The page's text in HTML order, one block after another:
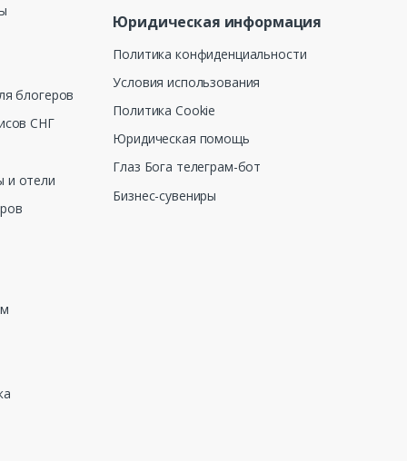
блогеров
СНГ
и отели
Юридическая информация
Политика конфиденциальности
Условия использования
Политика Cookie
Юридическая помощь
Глаз Бога телеграм-бот
Бизнес-сувениры